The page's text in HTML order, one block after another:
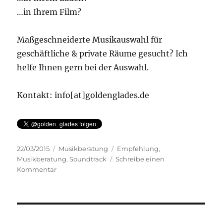
…in Ihrem Film?
Maßgeschneiderte Musikauswahl für
geschäftliche & private Räume gesucht? Ich
helfe Ihnen gern bei der Auswahl.
Kontakt: info[at]goldenglades.de
Veröffentlicht
am
22/03/2015 Kategorien
Musikberatung Schlagwörter
Empfehlung,
Musikberatung,Soundtrack
Schreibe einen
Kommentarzu